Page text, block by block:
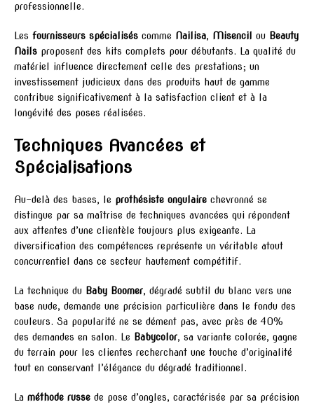
professionnelle.
Les fournisseurs spécialisés comme Nailisa, Misencil ou Beauty
Nails proposent des kits complets pour débutants. La qualité du
matériel influence directement celle des prestations; un
investissement judicieux dans des produits haut de gamme
contribue significativement à la satisfaction client et à la
longévité des poses réalisées.
Techniques Avancées et
Spécialisations
Au-delà des bases, le prothésiste ongulaire chevronné se
distingue par sa maîtrise de techniques avancées qui répondent
aux attentes d’une clientèle toujours plus exigeante. La
diversification des compétences représente un véritable atout
concurrentiel dans ce secteur hautement compétitif.
La technique du Baby Boomer, dégradé subtil du blanc vers une
base nude, demande une précision particulière dans le fondu des
couleurs. Sa popularité ne se dément pas, avec près de 40%
des demandes en salon. Le Babycolor, sa variante colorée, gagne
du terrain pour les clientes recherchant une touche d’originalité
tout en conservant l’élégance du dégradé traditionnel.
La méthode russe de pose d’ongles, caractérisée par sa précision